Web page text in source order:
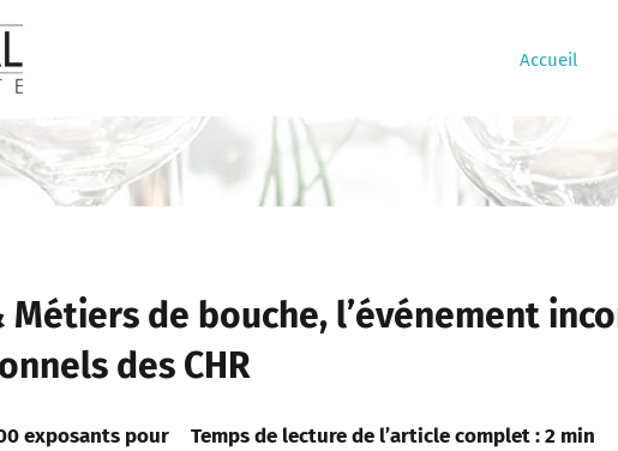
Accueil
Métiers de bouche, l’événement
des CHR
Temps de lecture de l’article complet : 2 min